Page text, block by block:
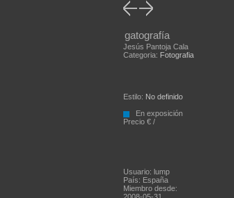
gatografía
Jesús Pantoja Cala
Categoria: Fotografia
Estilo: No definido
En exposición
Precio € /
Usuario: lump
País: España
Miembro desde: